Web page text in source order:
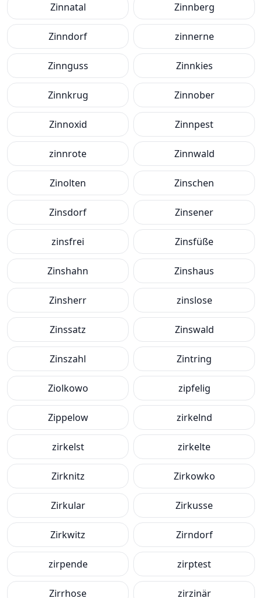
Zinnatal Zinnberg
Zinndorf zinnerne
Zinnguss Zinnkies
Zinnkrug Zinnober
Zinnoxid Zinnpest
zinnrote Zinnwald
Zinolten Zinschen
Zinsdorf Zinsener
zinsfrei Zinsfüße
Zinshahn Zinshaus
Zinsherr zinslose
Zinssatz Zinswald
Zinszahl Zintring
Ziolkowo zipfelig
Zippelow zirkelnd
zirkelst zirkelte
Zirknitz Zirkowko
Zirkular Zirkusse
Zirkwitz Zirndorf
zirpende zirptest
Zirrhose zirzinär